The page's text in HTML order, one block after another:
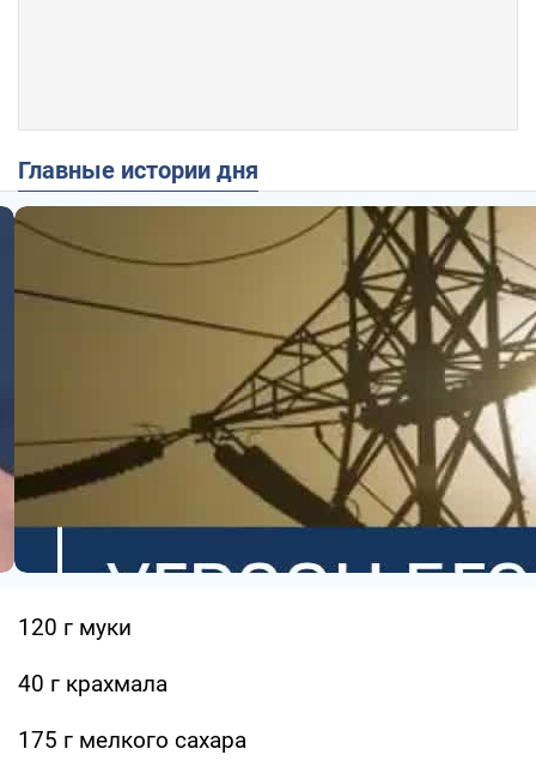
Главные истории дня
120 г муки
40 г крахмала
175 г мелкого сахара